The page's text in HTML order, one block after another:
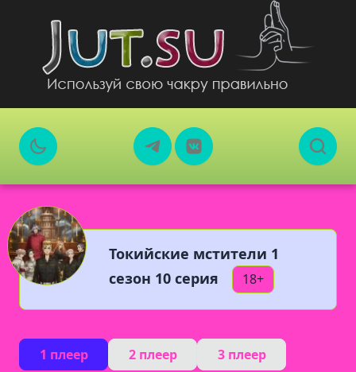
Токийские мстители 1
сезон 10 серия
18+
1 плеер 2 плеер 3 плеер